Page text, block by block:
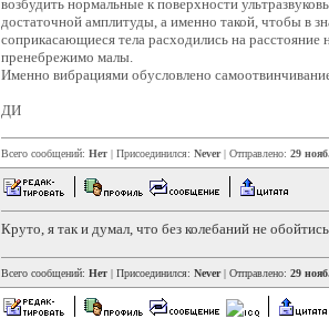
возбудить нормальные к поверхности
достаточной амплитуды, а именно такой, чтобы в
соприкасающиеся тела расходились на расстояние
пренебрежимо малы.
Именно вибрациями обусловлено
ДИ
Всего сообщений: Нет | Присоединился: Never| Отправлено: 29
Круто, я так и думал, что без колебаний не
Всего сообщений: Нет | Присоединился: Never| Отправлено: 29